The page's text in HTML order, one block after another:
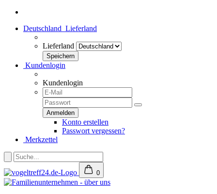
Deutschland Lieferland
Lieferland
Kundenlogin
Kundenlogin
Konto erstellen
Passwort vergessen?
Merkzettel
0